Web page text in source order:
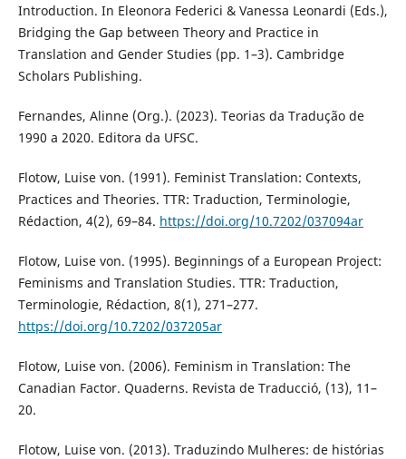
Introduction. In Eleonora Federici & Vanessa Leonardi (Eds.),
Bridging the Gap between Theory and Practice in
Translation and Gender Studies (pp. 1–3). Cambridge
Scholars Publishing.
Fernandes, Alinne (Org.). (2023). Teorias da Tradução de
1990 a 2020. Editora da UFSC.
Flotow, Luise von. (1991). Feminist Translation: Contexts,
Practices and Theories. TTR: Traduction, Terminologie,
Rédaction, 4(2), 69–84. https://doi.org/10.7202/037094ar
Flotow, Luise von. (1995). Beginnings of a European Project:
Feminisms and Translation Studies. TTR: Traduction,
Terminologie, Rédaction, 8(1), 271–277.
https://doi.org/10.7202/037205ar
Flotow, Luise von. (2006). Feminism in Translation: The
Canadian Factor. Quaderns. Revista de Traducció, (13), 11–
20.
Flotow, Luise von. (2013). Traduzindo Mulheres: de histórias